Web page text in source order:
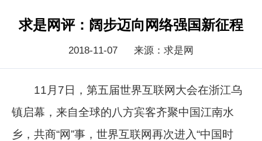
求是网评：阔步迈向网络强国新征程
2018-11-07 来源：求是网
11月7日，第五届世界互联网大会在浙江乌
镇启幕，来自全球的八方宾客齐聚中国江南水
乡，共商“网”事，世界互联网再次进入“中国时